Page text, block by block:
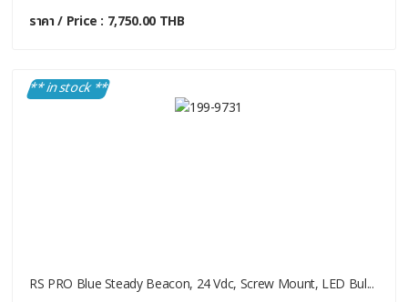
ราคา / Price : 7,750.00 THB
** in stock **
RS PRO Blue Steady Beacon, 24 Vdc, Screw Mount, LED Bul...